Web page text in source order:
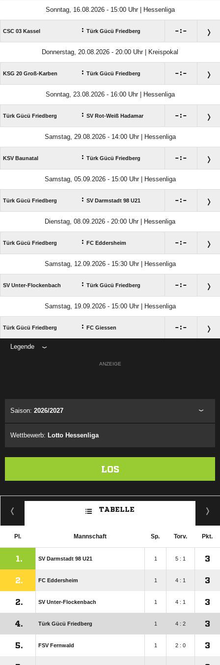
Sonntag, 16.08.2026 - 15:00 Uhr | Hessenliga
CSC 03 Kassel : Türk Gücü Friedberg :
Donnerstag, 20.08.2026 - 20:00 Uhr | Kreispokal
KSG 20 Groß-Karben : Türk Gücü Friedberg :
Sonntag, 23.08.2026 - 16:00 Uhr | Hessenliga
Türk Gücü Friedberg : SV Rot-Weiß Hadamar :
Samstag, 29.08.2026 - 14:00 Uhr | Hessenliga
KSV Baunatal : Türk Gücü Friedberg :
Samstag, 05.09.2026 - 15:00 Uhr | Hessenliga
Türk Gücü Friedberg : SV Darmstadt 98 U21 :
Dienstag, 08.09.2026 - 20:00 Uhr | Hessenliga
Türk Gücü Friedberg : FC Eddersheim :
Samstag, 12.09.2026 - 15:30 Uhr | Hessenliga
SV Unter-Flockenbach : Türk Gücü Friedberg :
Samstag, 19.09.2026 - 15:00 Uhr | Hessenliga
Türk Gücü Friedberg : FC Giessen :
Legende
ANZEIGE
Saison: 2026/2027
Wettbewerb: Lotto Hessenliga
LOS
TABELLE
Pl. Mannschaft Sp. Torv. Pkt.
1. SV Darmstadt 98 U21 1 5 : 1 3
2. FC Eddersheim 1 4 : 1 3
2. SV Unter-Flockenbach 1 4 : 1 3
4. Türk Gücü Friedberg 1 4 : 2 3
5. FSV Fernwald 1 2 : 0 3